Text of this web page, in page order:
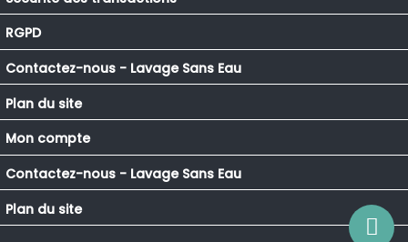
RGPD
Contactez-nous - Lavage Sans Eau
Plan du site
Mon compte
Contactez-nous - Lavage Sans Eau
Plan du site